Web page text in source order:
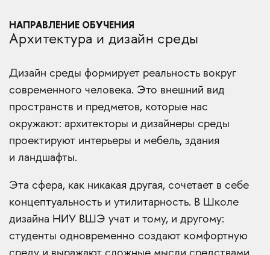
НАПРАВЛЕНИЕ ОБУЧЕНИЯ
Архитектура и дизайн среды
Дизайн среды формирует реальность вокруг
современного человека. Это внешний вид
пространств и предметов, которые нас
окружают: архитекторы и дизайнеры среды
проектируют интерьеры и мебель, здания
и ландшафты.
Эта сфера, как никакая другая, сочетает в себе
концептуальность и утилитарность. В Школе
дизайна НИУ ВШЭ учат и тому, и другому:
студенты одновременно создают комфортную